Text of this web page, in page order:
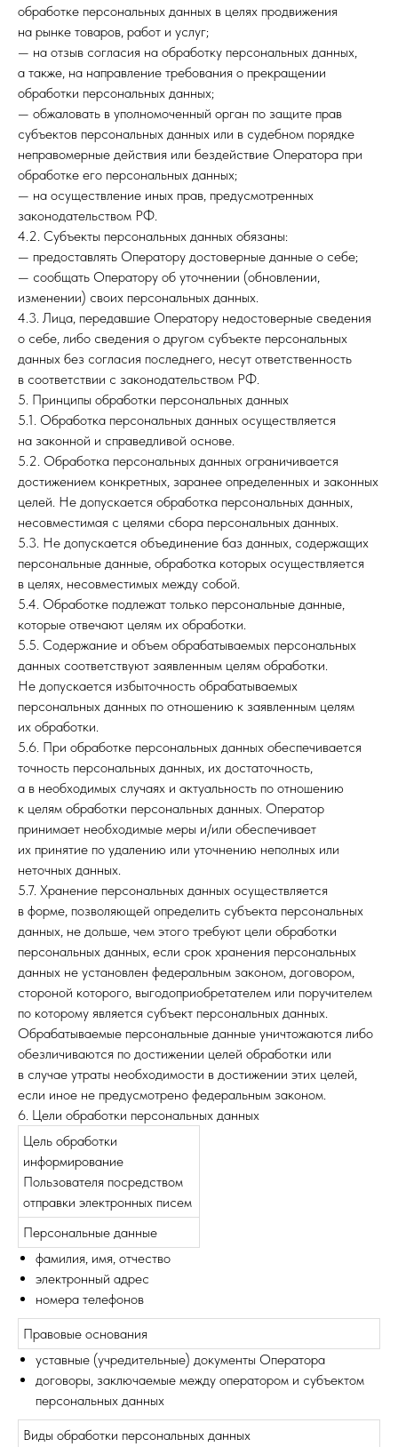
обработке персональных данных в целях продвижения
на рынке товаров, работ и услуг;
— на отзыв согласия на обработку персональных данных,
а также, на направление требования о прекращении
обработки персональных данных;
— обжаловать в уполномоченный орган по защите прав
субъектов персональных данных или в судебном порядке
неправомерные действия или бездействие Оператора при
обработке его персональных данных;
— на осуществление иных прав, предусмотренных
законодательством РФ.
4.2. Субъекты персональных данных обязаны:
— предоставлять Оператору достоверные данные о себе;
— сообщать Оператору об уточнении (обновлении,
изменении) своих персональных данных.
4.3. Лица, передавшие Оператору недостоверные сведения
о себе, либо сведения о другом субъекте персональных
данных без согласия последнего, несут ответственность
в соответствии с законодательством РФ.
5. Принципы обработки персональных данных
5.1. Обработка персональных данных осуществляется
на законной и справедливой основе.
5.2. Обработка персональных данных ограничивается
достижением конкретных, заранее определенных и законных
целей. Не допускается обработка персональных данных,
несовместимая с целями сбора персональных данных.
5.3. Не допускается объединение баз данных, содержащих
персональные данные, обработка которых осуществляется
в целях, несовместимых между собой.
5.4. Обработке подлежат только персональные данные,
которые отвечают целям их обработки.
5.5. Содержание и объем обрабатываемых персональных
данных соответствуют заявленным целям обработки.
Не допускается избыточность обрабатываемых
персональных данных по отношению к заявленным целям
их обработки.
5.6. При обработке персональных данных обеспечивается
точность персональных данных, их достаточность,
а в необходимых случаях и актуальность по отношению
к целям обработки персональных данных. Оператор
принимает необходимые меры и/или обеспечивает
их принятие по удалению или уточнению неполных или
неточных данных.
5.7. Хранение персональных данных осуществляется
в форме, позволяющей определить субъекта персональных
данных, не дольше, чем этого требуют цели обработки
персональных данных, если срок хранения персональных
данных не установлен федеральным законом, договором,
стороной которого, выгодоприобретателем или поручителем
по которому является субъект персональных данных.
Обрабатываемые персональные данные уничтожаются либо
обезличиваются по достижении целей обработки или
в случае утраты необходимости в достижении этих целей,
если иное не предусмотрено федеральным законом.
6. Цели обработки персональных данных
Цель обработки
информирование
Пользователя посредством
отправки электронных писем
Персональные данные
фамилия, имя, отчество
электронный адрес
номера телефонов
Правовые основания
уставные (учредительные) документы Оператора
договоры, заключаемые между оператором и субъектом
персональных данных
Виды обработки персональных данных